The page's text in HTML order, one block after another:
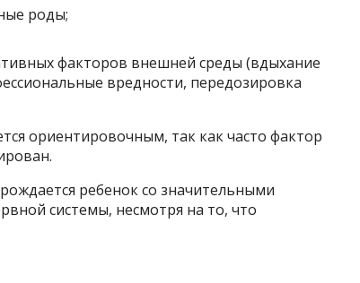
роды;
факторов внешней среды (вдыхание
вредности, передозировка
ориентировочным, так как часто фактор
ребенок со значительными
системы, несмотря на то, что